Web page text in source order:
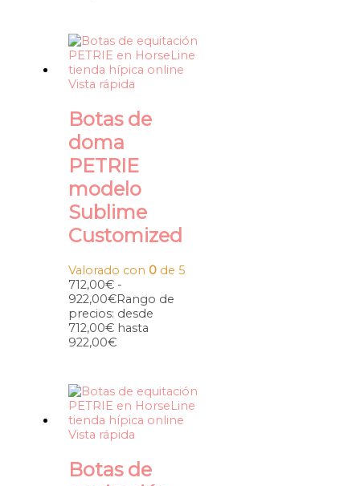
Vista rápida
Botas de
doma
PETRIE
modelo
Sublime
Customized
Valorado con 0 de 5
712,00€ -
922,00€Rango de
precios: desde
712,00€ hasta
922,00€
Vista rápida
Botas de